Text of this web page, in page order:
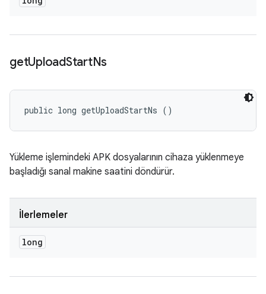
getUploadStartNs
public long getUploadStartNs ()
Yükleme işlemindeki APK dosyalarının cihaza yüklenmeye
başladığı sanal makine saatini döndürür.
İlerlemeler
long